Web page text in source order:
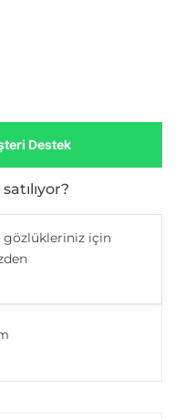
Destek
için